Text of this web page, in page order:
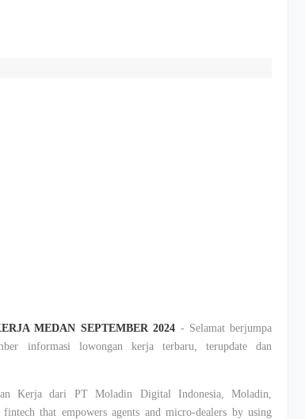
MEDAN SEPTEMBER 2024 - Selamat berjumpa
informasi lowongan kerja terbaru, terupdate dan
Kerja dari PT Moladin Digital Indonesia, Moladin,
that empowers agents and micro-dealers by using